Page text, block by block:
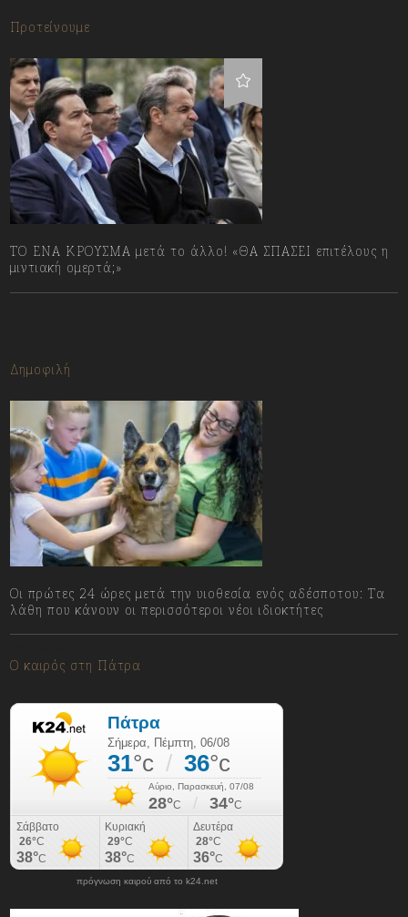
Προτείνουμε
ΤΟ ΕΝΑ ΚΡΟΥΣΜΑ μετά το άλλο! «ΘΑ ΣΠΑΣΕΙ επιτέλους η
μιντιακή ομερτά;»
Δημοφιλή
Οι πρώτες 24 ώρες μετά την υιοθεσία ενός αδέσποτου: Τα
λάθη που κάνουν οι περισσότεροι νέοι ιδιοκτήτες
Ο καιρός στη Πάτρα
πρόγνωση καιρού από το k24.net